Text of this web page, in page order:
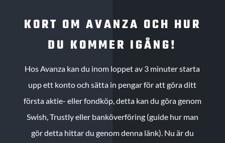
KORT OM AVANZA OCH HUR
DU KOMMER IGÅNG!
Hos Avanza kan du inom loppet av 3 minuter starta
upp ett konto och sätta in pengar för att göra ditt
första aktie- eller fondköp, detta kan du göra genom
Swish, Trustly eller banköverföring (guide hur man
gör detta hittar du genom denna länk). Nu är du